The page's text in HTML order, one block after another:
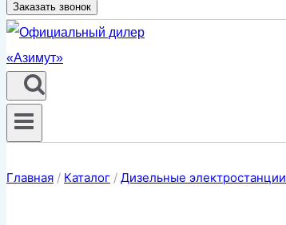
Заказать звонок
Главная / Каталог / Дизельные электростанции